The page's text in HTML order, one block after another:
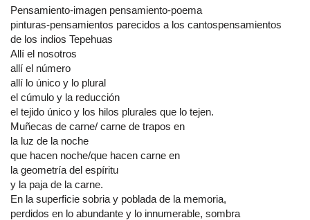
Pensamiento-imagen pensamiento-poema
pinturas-pensamientos parecidos a los cantospensamientos
de los indios Tepehuas
Allí el nosotros
allí el número
allí lo único y lo plural
el cúmulo y la reducción
el tejido único y los hilos plurales que lo tejen.
Muñecas de carne/ carne de trapos en
la luz de la noche
que hacen noche/que hacen carne en
la geometría del espíritu
y la paja de la carne.
En la superficie sobria y poblada de la memoria,
perdidos en lo abundante y lo innumerable, sombra